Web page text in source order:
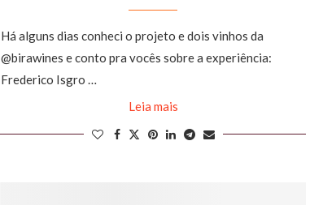
Há alguns dias conheci o projeto e dois vinhos da
@birawines e conto pra vocês sobre a experiência:
Frederico Isgro …
Leia mais